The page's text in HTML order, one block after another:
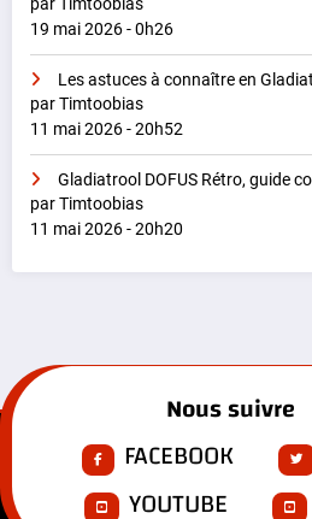
19 mai 2026 - 0h26
Les astuces à connaître en
par Timtoobias
11 mai 2026 - 20h52
Gladiatrool DOFUS Rétro, guide
par Timtoobias
11 mai 2026 - 20h20
Nous suivre
FACEBOOK
YOUTUBE